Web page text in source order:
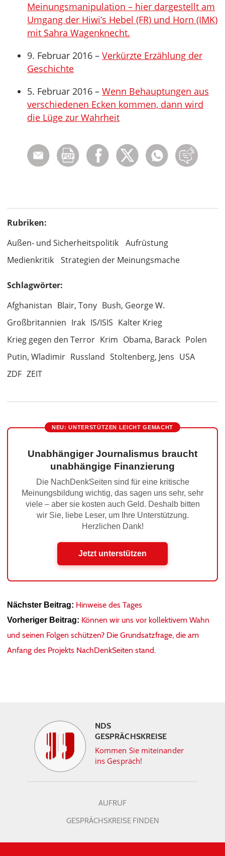
Meinungsmanipulation – hier dargestellt am
Umgang der Hiwi’s Hebel (FR) und Horn (IMK)
mit Sahra Wagenknecht.
9. Februar 2016 – Verkürzte Erzählung der
Geschichte
5. Februar 2016 – Wenn Behauptungen aus
verschiedenen Ecken kommen, dann wird
die Lüge zur Wahrheit
Rubriken:
Außen- und Sicherheitspolitik
Aufrüstung
Medienkritik
Strategien der Meinungsmache
Schlagwörter:
Afghanistan Blair, Tony Bush, George W.
Großbritannien Irak IS/ISIS Kalter Krieg
Krieg gegen den Terror Krim Obama, Barack Polen
Putin, Wladimir Russland Stoltenberg, Jens USA
ZDF ZEIT
NEU: UNTERSTÜTZEN LEICHT GEMACHT
Unabhängiger Journalismus braucht
unabhängige Finanzierung
Die NachDenkSeiten sind für eine kritische
Meinungsbildung wichtig, das sagen uns sehr, sehr
viele – aber sie kosten auch Geld. Deshalb bitten
wir Sie, liebe Leser, um Ihre Unterstützung.
Herzlichen Dank!
Jetzt unterstützen
Nächster Beitrag: Hinweise des Tages
Vorheriger Beitrag: Können wir uns vor kollektivem Wahn
und seinen Folgen schützen? Die Grundsatzfrage, die am
Anfang des Projekts NachDenkSeiten stand.
NDS
GESPRÄCHSKREISE
Kommen Sie miteinander
ins Gespräch!
AUFRUF
GESPRÄCHSKREISE FINDEN